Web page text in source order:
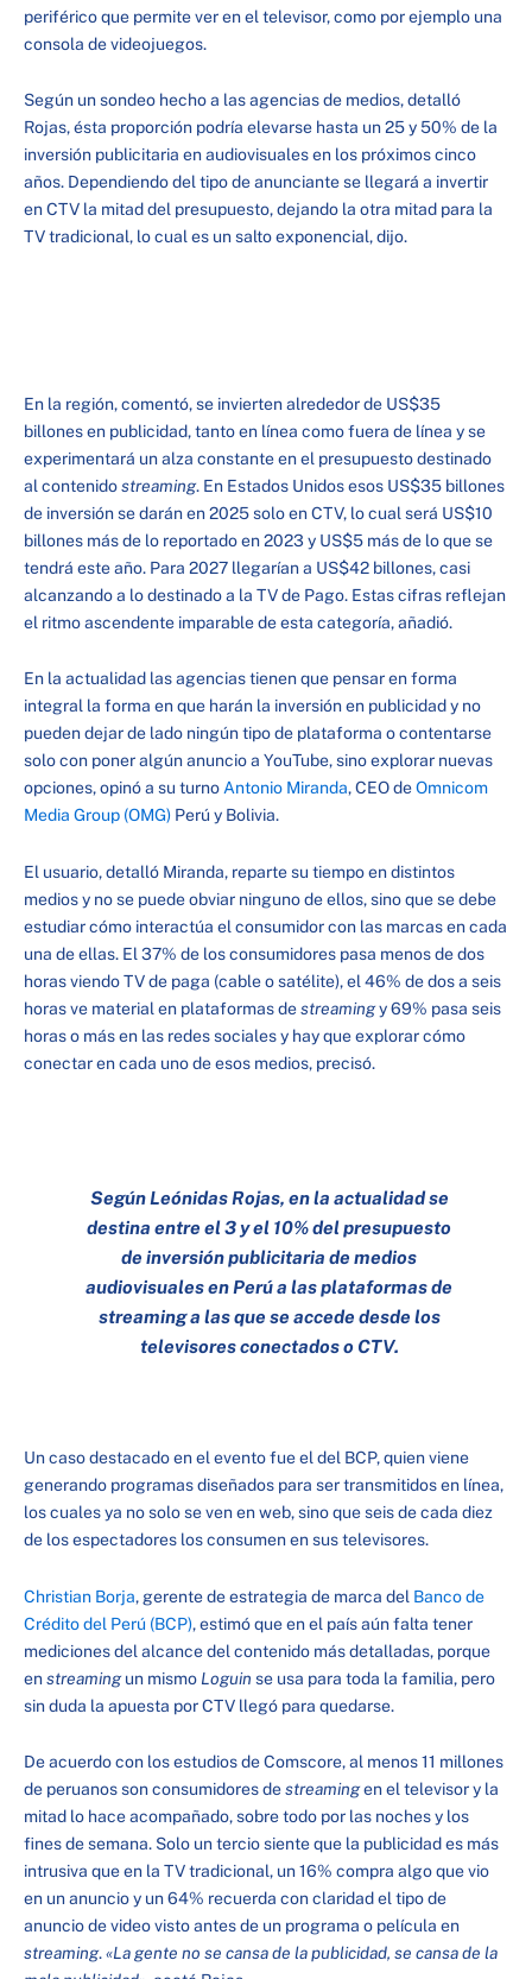
periférico que permite ver en el televisor, como por ejemplo una
consola de videojuegos.
Según un sondeo hecho a las agencias de medios, detalló
Rojas, ésta proporción podría elevarse hasta un 25 y 50% de la
inversión publicitaria en audiovisuales en los próximos cinco
años. Dependiendo del tipo de anunciante se llegará a invertir
en CTV la mitad del presupuesto, dejando la otra mitad para la
TV tradicional, lo cual es un salto exponencial, dijo.
En la región, comentó, se invierten alrededor de US$35
billones en publicidad, tanto en línea como fuera de línea y se
experimentará un alza constante en el presupuesto destinado
al contenidostreaming. En Estados Unidos esos US$35 billones
de inversión se darán en 2025 solo en CTV, lo cual será US$10
billones más de lo reportado en 2023 y US$5 más de lo que se
tendrá este año. Para 2027 llegarían a US$42 billones, casi
alcanzando a lo destinado a la TV de Pago. Estas cifras reflejan
el ritmo ascendente imparable de esta categoría, añadió.
En la actualidad las agencias tienen que pensar en forma
integral la forma en que harán la inversión en publicidad y no
pueden dejar de lado ningún tipo de plataforma o contentarse
solo con poner algún anuncio a YouTube, sino explorar nuevas
opciones, opinó a su turno Antonio Miranda, CEO deOmnicom
Media Group (OMG) Perú y Bolivia.
El usuario, detalló Miranda, reparte su tiempo en distintos
medios y no se puede obviar ninguno de ellos, sino que se debe
estudiar cómo interactúa el consumidor con las marcas en cada
una de ellas. El 37% de los consumidores pasa menos de dos
horas viendo TV de paga (cable o satélite), el 46% de dos a seis
horas ve material en plataformas destreamingy 69% pasa seis
horas o más en las redes sociales y hay que explorar cómo
conectar en cada uno de esos medios, precisó.
Según Leónidas Rojas, en la actualidad se
destina entre el 3 y el 10% del presupuesto
de inversión publicitaria de medios
audiovisuales en Perú a las plataformas de
streaming a las que se accede desde los
televisores conectados o CTV.
Un caso destacado en el evento fue el del BCP, quien viene
generando programas diseñados para ser transmitidos en línea,
los cuales ya no solo se ven en web, sino que seis de cada diez
de los espectadores los consumen en sus televisores.
Christian Borja, gerente de estrategia de marca del Banco de
Crédito del Perú (BCP), estimó que en el país aún falta tener
mediciones del alcance del contenido más detalladas, porque
enstreamingun mismo Loguin se usa para toda la familia, pero
sin duda la apuesta por CTV llegó para quedarse.
De acuerdo con los estudios de Comscore, al menos 11 millones
de peruanos son consumidores destreamingen el televisor y la
mitad lo hace acompañado, sobre todo por las noches y los
fines de semana. Solo un tercio siente que la publicidad es más
intrusiva que en la TV tradicional, un 16% compra algo que vio
en un anuncio y un 64% recuerda con claridad el tipo de
anuncio de video visto antes de un programa o película en
streaming.«La gente no se cansa de la publicidad, se cansa de la